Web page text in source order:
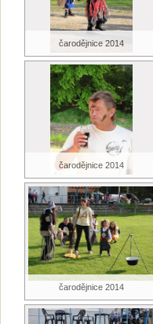
čarodějnice 2014
čarodějnice 2014
čarodějnice 2014